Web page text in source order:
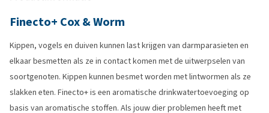
Finecto+ Cox & Worm
Kippen, vogels en duiven kunnen last krijgen van darmparasieten en
elkaar besmetten als ze in contact komen met de uitwerpselen van
soortgenoten. Kippen kunnen besmet worden met lintwormen als ze
slakken eten. Finecto+ is een aromatische drinkwatertoevoeging op
basis van aromatische stoffen. Als jouw dier problemen heeft met